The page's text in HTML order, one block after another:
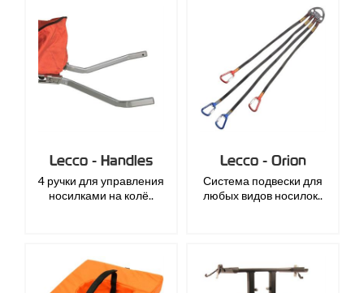
Lecco - Handles
4 ручки для управления
носилками на колё..
Lecco - Orion
Система подвески для
любых видов носилок..